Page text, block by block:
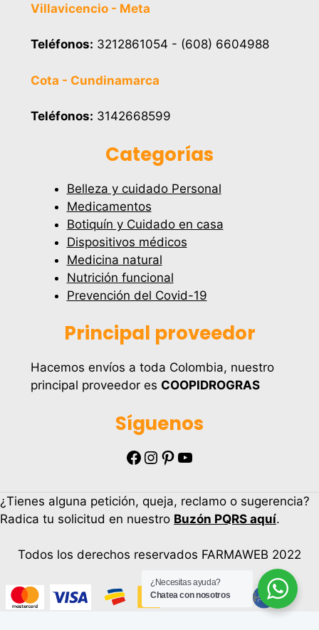
Villavicencio - Meta
Teléfonos: 3212861054 - (608) 6604988
Cota - Cundinamarca
Teléfonos: 3142668599
Categorías
Belleza y cuidado Personal
Medicamentos
Botiquín y Cuidado en casa
Dispositivos médicos
Medicina natural
Nutrición funcional
Prevención del Covid-19
Principal proveedor
Hacemos envíos a toda Colombia, nuestro
principal proveedor es COOPIDROGRAS
Síguenos
Facebook Instagram Pinterest YouTube
¿Tienes alguna petición, queja, reclamo o sugerencia?
Radica tu solicitud en nuestro Buzón PQRS aquí.
Todos los derechos reservados FARMAWEB 2022
¿Necesitas ayuda?
Chatea con nosotros